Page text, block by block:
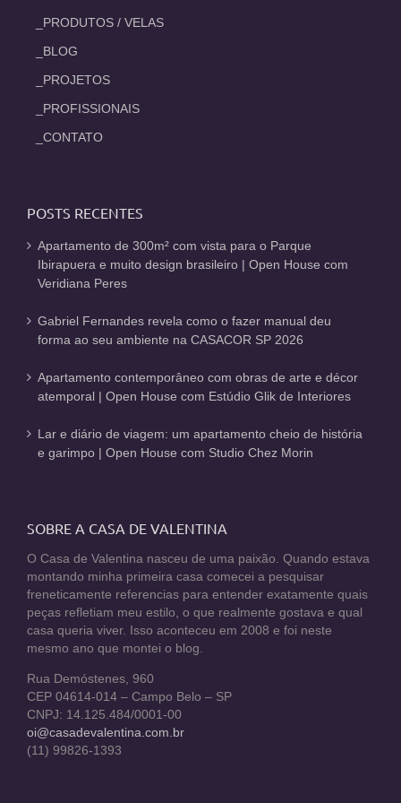
_PRODUTOS / VELAS
_BLOG
_PROJETOS
_PROFISSIONAIS
_CONTATO
POSTS RECENTES
Apartamento de 300m² com vista para o Parque
Ibirapuera e muito design brasileiro | Open House com
Veridiana Peres
Gabriel Fernandes revela como o fazer manual deu
forma ao seu ambiente na CASACOR SP 2026
Apartamento contemporâneo com obras de arte e décor
atemporal | Open House com Estúdio Glik de Interiores
Lar e diário de viagem: um apartamento cheio de história
e garimpo | Open House com Studio Chez Morin
SOBRE A CASA DE VALENTINA
O Casa de Valentina nasceu de uma paixão. Quando estava
montando minha primeira casa comecei a pesquisar
freneticamente referencias para entender exatamente quais
peças refletiam meu estilo, o que realmente gostava e qual
casa queria viver. Isso aconteceu em 2008 e foi neste
mesmo ano que montei o blog.
Rua Demóstenes, 960
CEP 04614-014 – Campo Belo – SP
CNPJ: 14.125.484/0001-00
oi@casadevalentina.com.br
(11) 99826-1393